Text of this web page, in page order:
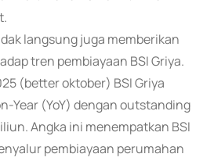
langsung juga memberikan
tren pembiayaan BSI Griya.
(better oktober) BSI Griya
Year (YoY) dengan outstanding
Angka ini menempatkan BSI
pembiayaan perumahan